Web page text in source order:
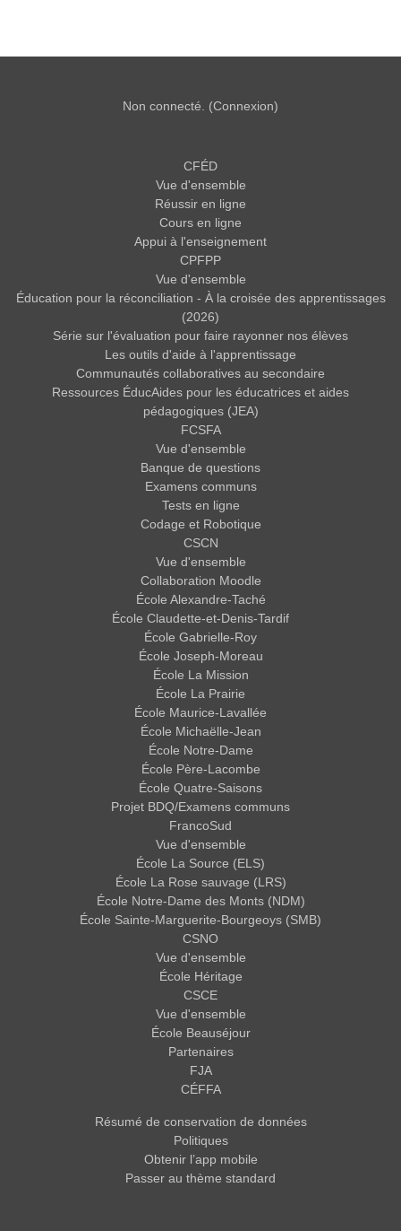
Non connecté. (Connexion)
CFÉD
Vue d'ensemble
Réussir en ligne
Cours en ligne
Appui à l'enseignement
CPFPP
Vue d'ensemble
Éducation pour la réconciliation - À la croisée des apprentissages
(2026)
Série sur l'évaluation pour faire rayonner nos élèves
Les outils d'aide à l'apprentissage
Communautés collaboratives au secondaire
Ressources ÉducAides pour les éducatrices et aides
pédagogiques (JEA)
FCSFA
Vue d'ensemble
Banque de questions
Examens communs
Tests en ligne
Codage et Robotique
CSCN
Vue d'ensemble
Collaboration Moodle
École Alexandre-Taché
École Claudette-et-Denis-Tardif
École Gabrielle-Roy
École Joseph-Moreau
École La Mission
École La Prairie
École Maurice-Lavallée
École Michaëlle-Jean
École Notre-Dame
École Père-Lacombe
École Quatre-Saisons
Projet BDQ/Examens communs
FrancoSud
Vue d'ensemble
École La Source (ELS)
École La Rose sauvage (LRS)
École Notre-Dame des Monts (NDM)
École Sainte-Marguerite-Bourgeoys (SMB)
CSNO
Vue d'ensemble
École Héritage
CSCE
Vue d'ensemble
École Beauséjour
Partenaires
FJA
CÉFFA
Résumé de conservation de données
Politiques
Obtenir l’app mobile
Passer au thème standard